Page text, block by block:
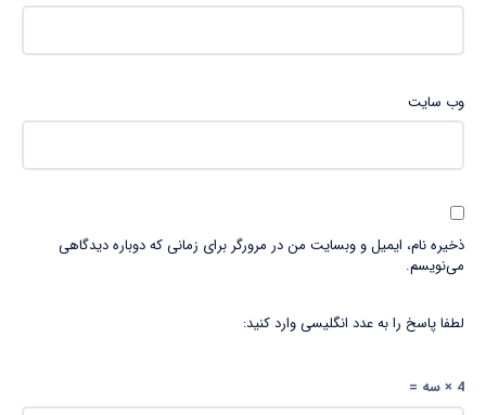
وب‌ سایت
ذخیره نام، ایمیل و وبسایت من در مرورگر برای زمانی که دوباره دیدگاهی
می‌نویسم.
لطفا پاسخ را به عدد انگلیسی وارد کنید:
4 × سه =